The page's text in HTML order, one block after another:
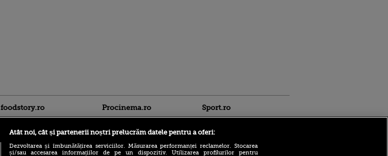
foodstory.ro Procinema.ro Sport.ro
Atât noi, cât și partenerii noștri prelucrăm datele pentru a oferi:
Dezvoltarea și îmbunătățirea serviciilor. Măsurarea performanței reclamelor. Stocarea
și/sau accesarea informațiilor de pe un dispozitiv. Utilizarea profilurilor pentru